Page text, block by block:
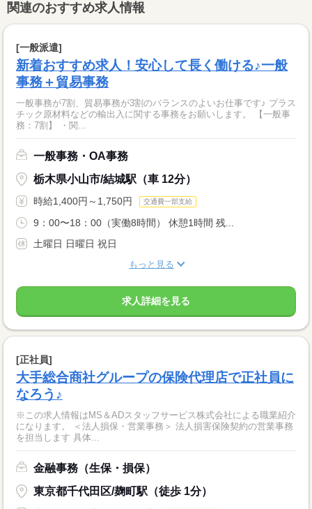
関連のおすすめ求人情報
[一般派遣]
新着おすすめ求人！安心して長く働ける♪一般
事務＋貿易事務
一般事務が7割、貿易事務が3割のバランスのよいお仕事です♪ プラス
チック原材料などの輸出入に関する事務をお願いします。 【一般事
務：7割】 ・関...
一般事務・OA事務
栃木県小山市/結城駅（車 12分）
時給1,400円～1,750円 交通費一部支給
9：00〜18：00（実働8時間） 休憩1時間 残...
土曜日 日曜日 祝日
もっと見る
求人詳細を見る
[正社員]
大手総合商社グループの保険代理店で正社員に
なろう♪
※この求人情報はMS＆ADスタッフサービス株式会社による職業紹介
になります。 ＜法人損保・営業事務＞ 法人損害保険契約の営業事務
を担当します 具体...
金融事務（生保・損保）
東京都千代田区/麹町駅（徒歩 1分）